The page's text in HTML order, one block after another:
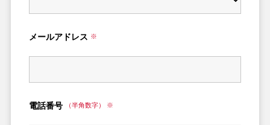
メールアドレス ※
電話番号 （半角数字） ※